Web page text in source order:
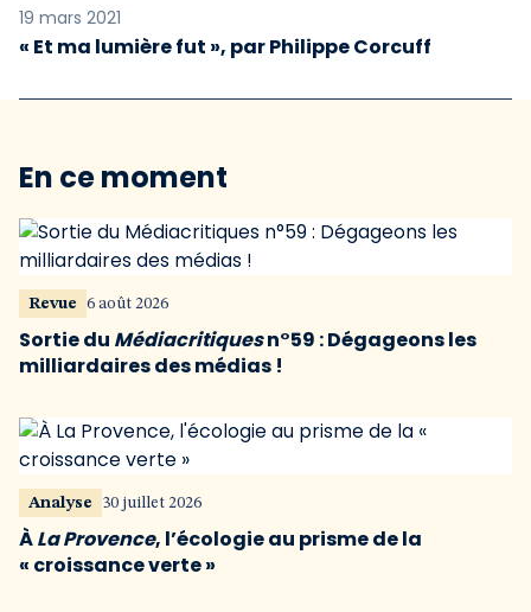
19 mars 2021
« Et ma lumière fut », par Philippe Corcuff
En ce moment
Revue 6 août 2026
Sortie du Médiacritiquesn°59 : Dégageons les
milliardaires des médias !
Analyse 30 juillet 2026
ÀLa Provence, l’écologie au prisme de la
« croissance verte »